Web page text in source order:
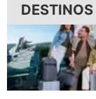
DESTINOS